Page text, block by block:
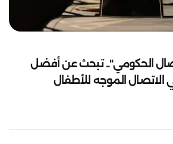
الحكومي".. تبحث عن أفضل
الاتصال الموجه للأطفال